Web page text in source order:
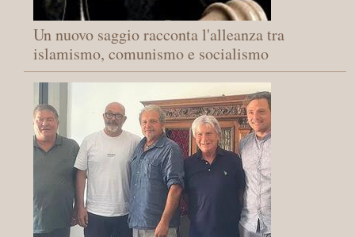
Un nuovo saggio racconta l'alleanza tra
islamismo, comunismo e socialismo